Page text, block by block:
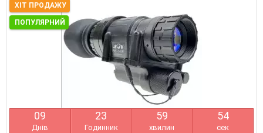
ХІТ ПРОДАЖУ
ПОПУЛЯРНИЙ
09
Днів
23
Годинник
59
хвилин
53
сек